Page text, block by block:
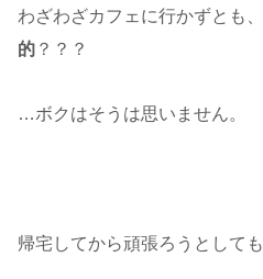
わざわざカフェに行かずとも、
的 ？？？
…ボクはそうは思いません。
帰宅してから頑張ろうとして